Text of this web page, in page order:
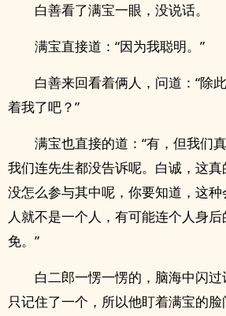
白善看了满宝一眼，没说话。
满宝直接道：“因为我聪明。”
白善来回看着俩人，问道：“除
着我了吧？”
满宝也直接的道：“有，但我们
我们连先生都没告诉呢。白诚，这
没怎么参与其中呢，你要知道，这
人就不是一个人，有可能连个人身
免。”
白二郎一愣一愣的，脑海中闪
只记住了一个，所以他盯着满宝的脸